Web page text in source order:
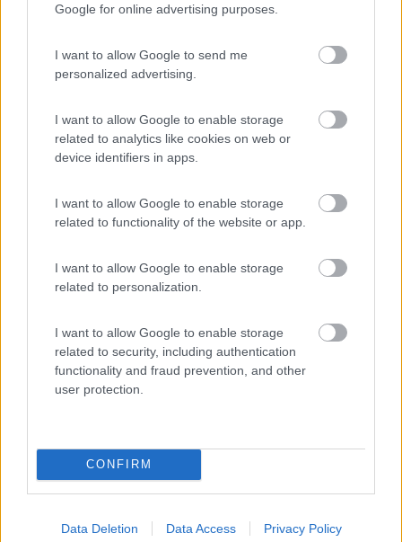
Google for online advertising purposes.
I want to allow Google to send me
personalized advertising.
I want to allow Google to enable storage
related to analytics like cookies on web or
device identifiers in apps.
I want to allow Google to enable storage
related to functionality of the website or app.
I want to allow Google to enable storage
related to personalization.
I want to allow Google to enable storage
related to security, including authentication
functionality and fraud prevention, and other
user protection.
CONFIRM
Data Deletion Data Access Privacy Policy
9.6 Terre d'Adige (TN)
Area di sosta
9.6 Agricampeggio da Bery
Area di sosta
7
Campeggio